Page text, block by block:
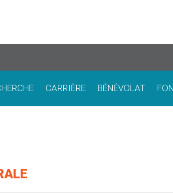
CARRIÈRE BÉNÉVOLAT